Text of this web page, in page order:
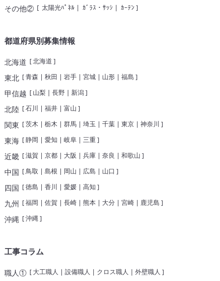
その他②[ 太陽光ﾊﾟﾈﾙ | ｶﾞﾗｽ・ｻｯｼ | ｶｰﾃﾝ ]
都道府県別募集情報
北海道 [北海道 ]
東北 [青森 | 秋田 | 岩手| 宮城| 山形| 福島 ]
甲信越 [ 山梨 | 長野| 新潟]
北陸 [石川 | 福井| 富山 ]
関東 [茨木 | 栃木 | 群馬| 埼玉 | 千葉| 東京| 神奈川 ]
東海[静岡 | 愛知 | 岐阜| 三重]
近畿[滋賀 | 京都| 大阪 | 兵庫| 奈良 | 和歌山 ]
中国 [鳥取 | 島根 | 岡山 | 広島 | 山口 ]
四国 [徳島 | 香川 | 愛媛| 高知 ]
九州 [福岡 | 佐賀 | 長崎| 熊本| 大分 | 宮崎| 鹿児島 ]
沖縄 [沖縄]
工事コラム
職人①[ 大工職人 | 設備職人 | クロス職人 | 外壁職人 ]